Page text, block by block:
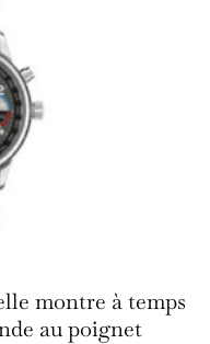
montre à temps
au poignet